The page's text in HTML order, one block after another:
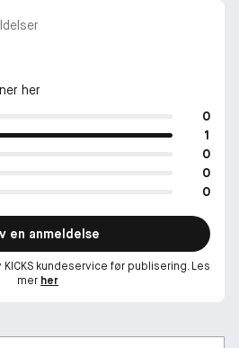
her
0
1
0
0
0
en anmeldelse
kundeservice før publisering. Les
mer her